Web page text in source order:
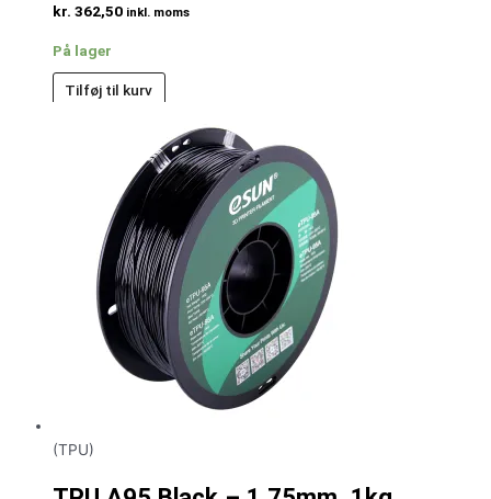
kr. 362,50 inkl. moms
På lager
Tilføj til kurv
(TPU)